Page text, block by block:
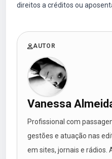
direitos a créditos ou
AUTOR
Vanessa
Profissional com
gestões e atuação nas
em sites, jornais e rádios.